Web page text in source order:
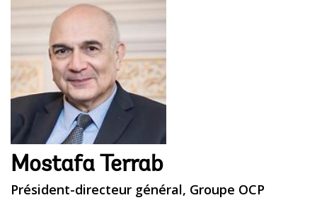
Mostafa Terrab
Président-directeur général, Groupe OCP